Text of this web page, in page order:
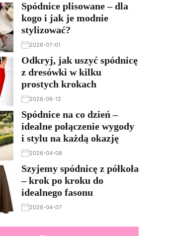
Spódnice plisowane – dla
kogo i jak je modnie
stylizować?
2026-07-01
Odkryj, jak uszyć spódnicę
z dresówki w kilku
prostych krokach
2026-06-12
Spódnice na co dzień –
idealne połączenie wygody
i stylu na każdą okazję
2026-04-08
Szyjemy spódnicę z półkoła
– krok po kroku do
idealnego fasonu
2026-04-07